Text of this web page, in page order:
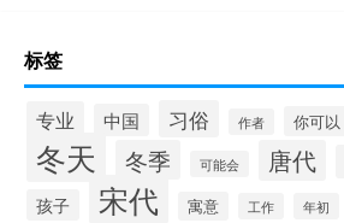
标签
专业 中国 习俗 作者 你可以
冬天 冬季 可能会 唐代
孩子
宋代 寓意 工作 年初